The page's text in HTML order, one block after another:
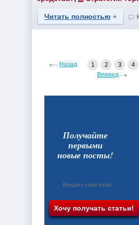
Читать полностью
Назад 1 2 3 4
Вперед
Получайте
первыми
новые посты!